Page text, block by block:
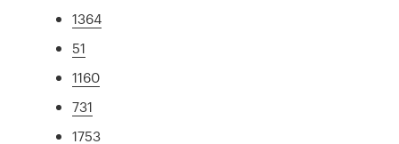
1364
51
1160
731
1753